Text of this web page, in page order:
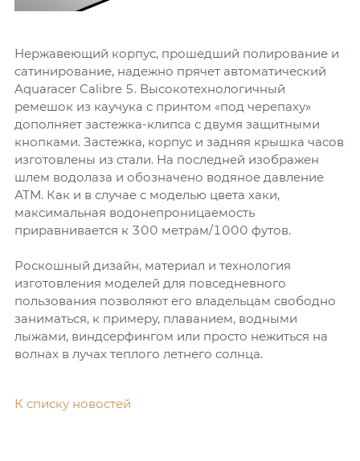
Нержавеющий корпус, прошедший полирование и
сатинирование, надежно прячет автоматический
Aquaracer Calibre 5. Высокотехнологичный
ремешок из каучука с принтом «под черепаху»
дополняет застежка-клипса с двумя защитными
кнопками. Застежка, корпус и задняя крышка часов
изготовлены из стали. На последней изображен
шлем водолаза и обозначено водяное давление
АТМ. Как и в случае с моделью цвета хаки,
максимальная водонепроницаемость
приравнивается к 300 метрам/1000 футов.
Роскошный дизайн, материал и технология
изготовления моделей для повседневного
пользования позволяют его владельцам свободно
заниматься, к примеру, плаванием, водными
лыжами, виндсерфингом или просто нежиться на
волнах в лучах теплого летнего солнца.
К списку новостей